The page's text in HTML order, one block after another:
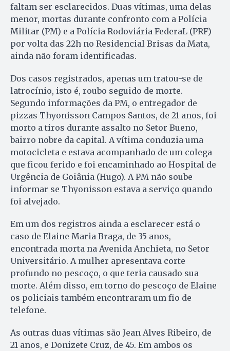
faltam ser esclarecidos. Duas vítimas, uma delas
menor, mortas durante confronto com a Polícia
Militar (PM) e a Polícia Rodoviária FederaL (PRF)
por volta das 22h no Residencial Brisas da Mata,
ainda não foram identificadas.
Dos casos registrados, apenas um tratou-se de
latrocínio, isto é, roubo seguido de morte.
Segundo informações da PM, o entregador de
pizzas Thyonisson Campos Santos, de 21 anos, foi
morto a tiros durante assalto no Setor Bueno,
bairro nobre da capital. A vítima conduzia uma
motocicleta e estava acompanhado de um colega
que ficou ferido e foi encaminhado ao Hospital de
Urgência de Goiânia (Hugo). A PM não soube
informar se Thyonisson estava a serviço quando
foi alvejado.
Em um dos registros ainda a esclarecer está o
caso de Elaine Maria Braga, de 35 anos,
encontrada morta na Avenida Anchieta, no Setor
Universitário. A mulher apresentava corte
profundo no pescoço, o que teria causado sua
morte. Além disso, em torno do pescoço de Elaine
os policiais também encontraram um fio de
telefone.
As outras duas vítimas são Jean Alves Ribeiro, de
21 anos, e Donizete Cruz, de 45. Em ambos os